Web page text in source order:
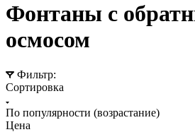
Фонтаны с
осмосом
Фильтр:
Сортировка
По популярности (возрастание)
Цена